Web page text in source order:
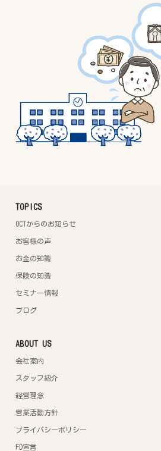
TOPICS
OCTからのお知らせ
お客様の声
お金の知識
保険の知識
セミナー情報
ブログ
ABOUT US
会社案内
スタッフ紹介
経営理念
営業活動方針
プライバシーポリシー
FD宣言